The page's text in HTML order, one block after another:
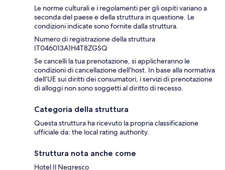
Le norme culturali e i regolamenti per gli ospiti variano a
seconda del paese e della struttura in questione. Le
condizioni indicate sono fornite dalla struttura.
Numero di registrazione della struttura
IT046013A1H4T8ZGSQ
Se cancelli la tua prenotazione, si applicheranno le
condizioni di cancellazione dell’host. In base alla normativa
dell’UE sui diritti dei consumatori, i servizi di prenotazione
di alloggi non sono soggetti al diritto di recesso.
Categoria della struttura
Questa struttura ha ricevuto la propria classificazione
ufficiale da: the local rating authority.
Struttura nota anche come
Hotel Il Negresco